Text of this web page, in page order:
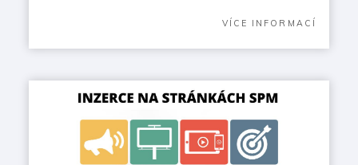
VÍCE INFORMACÍ